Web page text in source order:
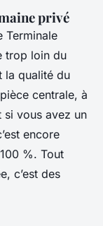
privé
Terminale
trop loin du
la qualité du
centrale, à
si vous avez un
encore
%. Tout
c’est des